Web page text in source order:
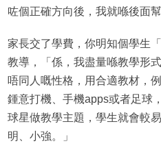
咗個正確方向後，我就喺後面幫
家長交了學費，你明知個學生
教導，「係，我盡量喺教學形
唔同人嘅性格，用合適教材，
鍾意打機、手機apps或者足球
球星做教學主題，學生就會較
明、小強。」